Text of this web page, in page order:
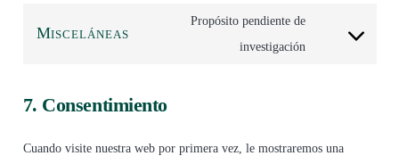
complianz
Misceláneas
Propósito pendiente de
investigación
Consent
7. Consentimiento
Cuando visite nuestra web por primera vez, le mostraremos una